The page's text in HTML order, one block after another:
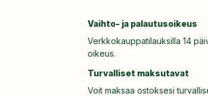
Vaihto- ja palautusoikeus
Verkkokauppatilauksilla 14
oikeus.
Turvalliset maksutavat
Voit maksaa ostoksesi